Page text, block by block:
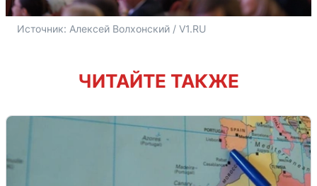
Источник: Алексей Волхонский / V1.RU
ЧИТАЙТЕ ТАКЖЕ